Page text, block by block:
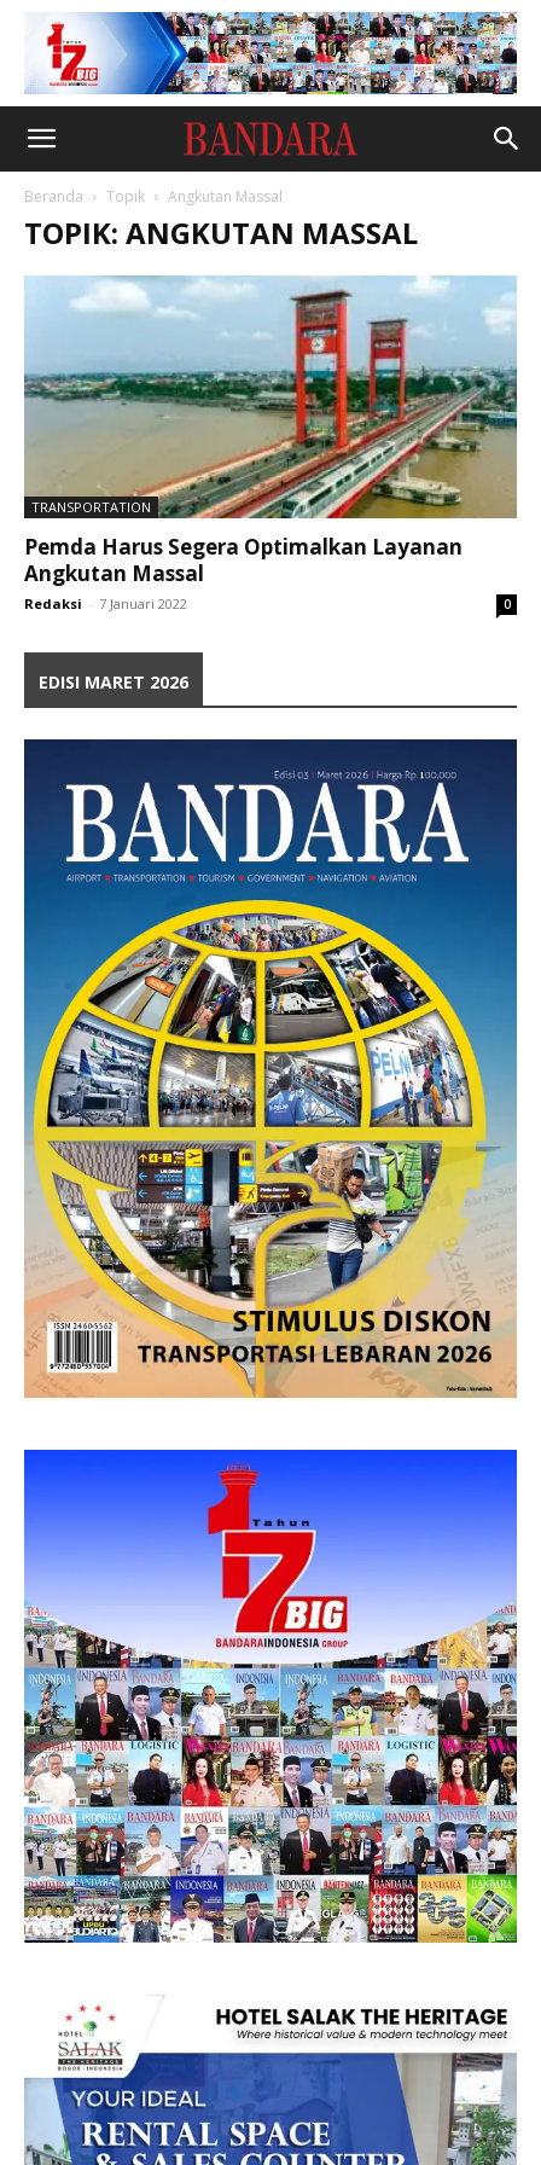
Beranda Topik Angkutan Massal
TOPIK: ANGKUTAN MASSAL
TRANSPORTATION
Pemda Harus Segera Optimalkan Layanan
Angkutan Massal
Redaksi - 7 Januari 2022 0
EDISI MARET 2026